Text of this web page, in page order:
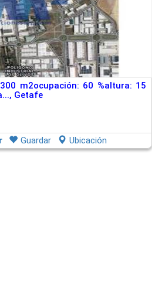
m2ocupación: 60 %altura: 15
Getafe
Guardar Ubicación